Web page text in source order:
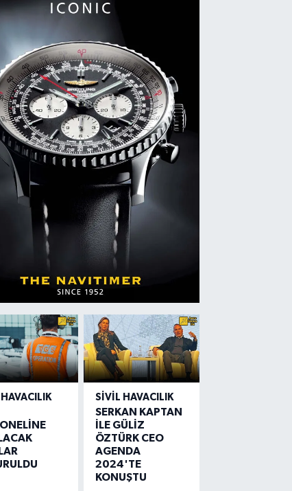
SIVIL HAVACILIK
SERKAN KAPTAN
İLE GÜLİZ
ÖZTÜRK CEO
AGENDA
2024'TE
KONUŞTU